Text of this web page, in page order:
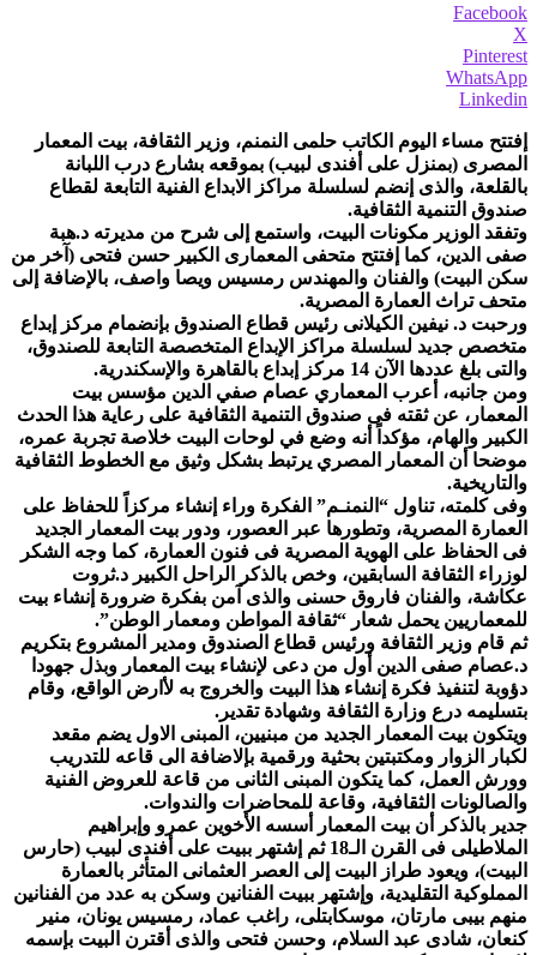
Facebook
X
Pinterest
WhatsApp
Linkedin
إفتتح مساء اليوم الكاتب حلمى النمنم، وزير الثقافة، بيت المعمار
المصرى (بمنزل على أفندى لبيب) بموقعه بشارع درب اللبانة
بالقلعة، والذى إنضم لسلسلة مراكز الابداع الفنية التابعة لقطاع
صندوق التنمية الثقافية.
وتفقد الوزير مكونات البيت، واستمع إلى شرح من مديرته د.هبة
صفى الدين، كما إفتتح متحفى المعمارى الكبير حسن فتحى (آخر من
سكن البيت) والفنان والمهندس رمسيس ويصا واصف، بالإضافة إلى
متحف تراث العمارة المصرية.
ورحبت د. نيفين الكيلانى رئيس قطاع الصندوق بإنضمام مركز إبداع
متخصص جديد لسلسلة مراكز الإبداع المتخصصة التابعة للصندوق،
والتى بلغ عددها الآن 14 مركز إبداع بالقاهرة والإسكندرية.
ومن جانبه، أعرب المعماري عصام صفي الدين مؤسس بيت
المعمار، عن ثقته فى صندوق التنمية الثقافية على رعاية هذا الحدث
الكبير والهام، مؤكداً أنه وضع في لوحات البيت خلاصة تجربة عمره،
موضحا أن المعمار المصري يرتبط بشكل وثيق مع الخطوط الثقافية
والتاريخية.
وفى كلمته، تناول “النمنـم” الفكرة وراء إنشاء مركزاً للحفاظ على
العمارة المصرية، وتطورها عبر العصور، ودور بيت المعمار الجديد
فى الحفاظ على الهوية المصرية فى فنون العمارة، كما وجه الشكر
لوزراء الثقافة السابقين، وخص بالذكر الراحل الكبير د.ثروت
عكاشة، والفنان فاروق حسنى والذى آمن بفكرة ضرورة إنشاء بيت
للمعماريين يحمل شعار “ثقافة المواطن ومعمار الوطن”.
ثم قام وزير الثقافة ورئيس قطاع الصندوق ومدير المشروع بتكريم
د.عصام صفى الدين أول من دعى لإنشاء بيت المعمار وبذل جهودا
دؤوبة لتنفيذ فكرة إنشاء هذا البيت والخروج به لأارض الواقع، وقام
بتسليمه درع وزارة الثقافة وشهادة تقدير.
ويتكون بيت المعمار الجديد من مبنيين، المبنى الاول يضم مقعد
لكبار الزوار ومكتبتين بحثية ورقمية بإلاضافة الى قاعه للتدريب
وورش العمل، كما يتكون المبنى الثانى من قاعة للعروض الفنية
والصالونات الثقافية، وقاعة للمحاضرات والندوات.
جدير بالذكر أن بيت المعمار أسسه الأخوين عمرو وإبراهيم
الملاطيلى فى القرن الـ18 ثم إشتهر ببيت على أفندى لبيب (حارس
البيت)، ويعود طراز البيت إلى العصر العثمانى المتأثر بالعمارة
المملوكية التقليدية، وإشتهر ببيت الفنانين وسكن به عدد من الفنانين
منهم بيبى مارتان، موسكابتلى، راغب عماد، رمسيس يونان، منير
كنعان، شادى عبد السلام، وحسن فتحى والذى أقترن البيت بإسمه